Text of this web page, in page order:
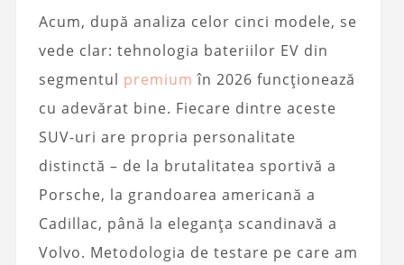
Acum, după analiza celor cinci modele, se
vede clar: tehnologia bateriilor EV din
segmentul premium în 2026 funcționează
cu adevărat bine. Fiecare dintre aceste
SUV-uri are propria personalitate
distinctă – de la brutalitatea sportivă a
Porsche, la grandoarea americană a
Cadillac, până la eleganța scandinavă a
Volvo. Metodologia de testare pe care am